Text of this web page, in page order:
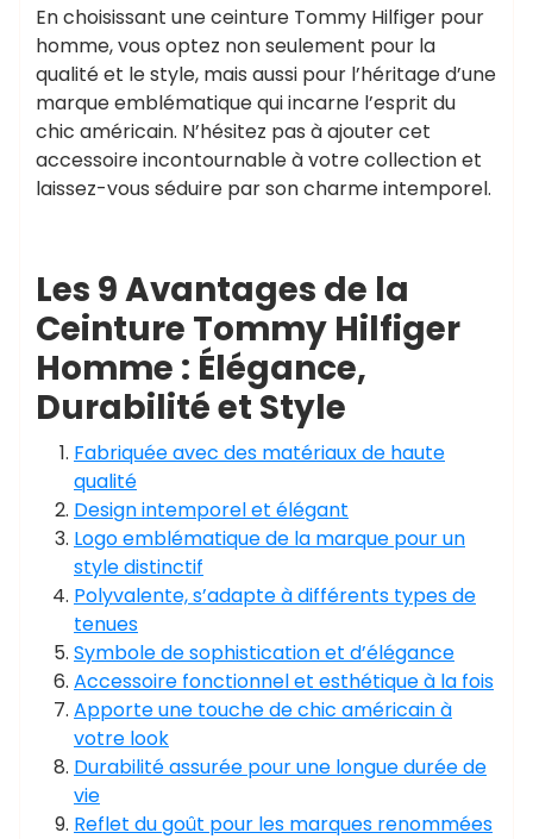
En choisissant une ceinture Tommy Hilfiger pour
homme, vous optez non seulement pour la
qualité et le style, mais aussi pour l’héritage d’une
marque emblématique qui incarne l’esprit du
chic américain. N’hésitez pas à ajouter cet
accessoire incontournable à votre collection et
laissez-vous séduire par son charme intemporel.
Les 9 Avantages de la
Ceinture Tommy Hilfiger
Homme : Élégance,
Durabilité et Style
Fabriquée avec des matériaux de haute
qualité
Design intemporel et élégant
Logo emblématique de la marque pour un
style distinctif
Polyvalente, s’adapte à différents types de
tenues
Symbole de sophistication et d’élégance
Accessoire fonctionnel et esthétique à la fois
Apporte une touche de chic américain à
votre look
Durabilité assurée pour une longue durée de
vie
Reflet du goût pour les marques renommées